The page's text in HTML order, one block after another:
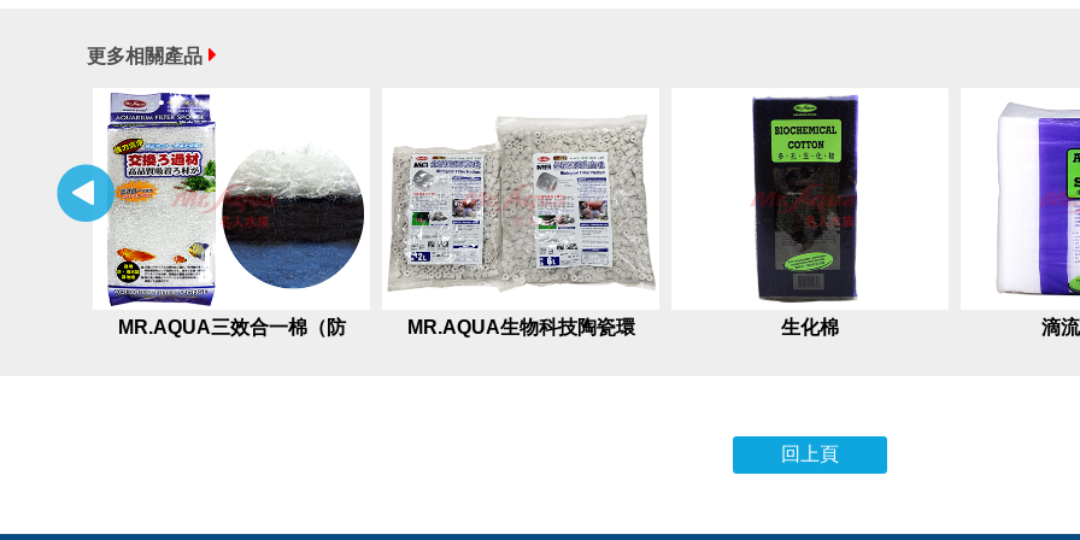
更多相關產品
MR.AQUA三效合一棉（防
MR.AQUA生物科技陶瓷環
生化棉 滴
回上頁